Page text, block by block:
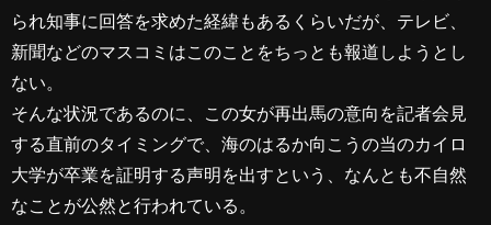
られ知事に回答を求めた経緯もあるくらいだが、テレビ、
新聞などのマスコミはこのことをちっとも報道しようとし
ない。
そんな状況であるのに、この女が再出馬の意向を記者会見
する直前のタイミングで、海のはるか向こうの当のカイロ
大学が卒業を証明する声明を出すという、なんとも不自然
なことが公然と行われている。